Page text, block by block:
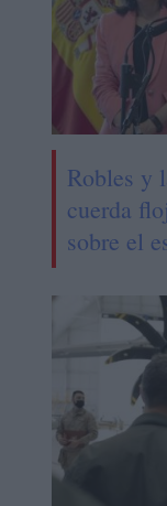
Robles y
cuerda
sobre el